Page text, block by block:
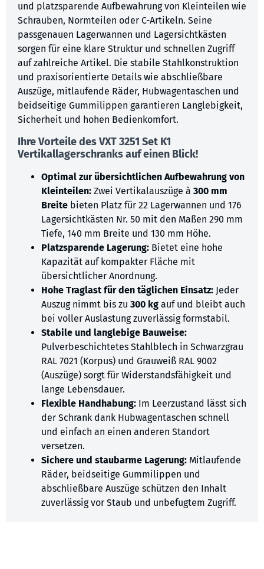
und platzsparende Aufbewahrung von Kleinteilen wie
Schrauben, Normteilen oder C-Artikeln. Seine
passgenauen Lagerwannen und Lagersichtkästen
sorgen für eine klare Struktur und schnellen Zugriff
auf zahlreiche Artikel. Die stabile Stahlkonstruktion
und praxisorientierte Details wie abschließbare
Auszüge, mitlaufende Räder, Hubwagentaschen und
beidseitige Gummilippen garantieren Langlebigkeit,
Sicherheit und hohen Bedienkomfort.
Ihre Vorteile desVXT 3251 Set K1
Vertikallagerschranks auf einen Blick!
Optimal zur übersichtlichen Aufbewahrung von
Kleinteilen: Zwei Vertikalauszüge à 300 mm
Breite bieten Platz für 22 Lagerwannen und 176
Lagersichtkästen Nr. 50 mit den Maßen 290 mm
Tiefe, 140 mm Breite und 130 mm Höhe.
Platzsparende Lagerung: Bietet eine hohe
Kapazität auf kompakter Fläche mit
übersichtlicher Anordnung.
Hohe Traglast für den täglichen Einsatz: Jeder
Auszug nimmt bis zu 300 kg auf und bleibt auch
bei voller Auslastung zuverlässig formstabil.
Stabile und langlebige Bauweise:
Pulverbeschichtetes Stahlblech in Schwarzgrau
RAL 7021 (Korpus) und Grauweiß RAL 9002
(Auszüge) sorgt für Widerstandsfähigkeit und
lange Lebensdauer.
Flexible Handhabung: Im Leerzustand lässt sich
der Schrank dank Hubwagentaschen schnell
und einfach an einen anderen Standort
versetzen.
Sichere und staubarme Lagerung: Mitlaufende
Räder, beidseitige Gummilippen und
abschließbare Auszüge schützen den Inhalt
zuverlässig vor Staub und unbefugtem Zugriff.